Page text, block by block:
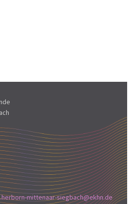
mittenaar-siegbach@ekhn.de